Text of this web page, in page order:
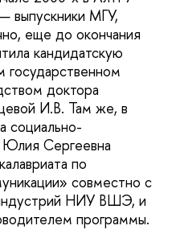
выпускники МГУ,
еще до окончания
кандидатскую
доктора
И.В. Там же, в
социально-
Юлия Сергеевна
по
совместно с
НИУ ВШЭ, и
программы.